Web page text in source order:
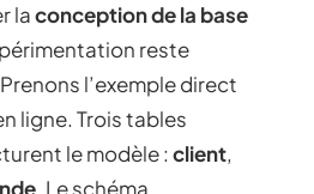
laconception de la base
reste
l’exemple direct
ligne. Trois tables
le modèle : client,
. Le schéma